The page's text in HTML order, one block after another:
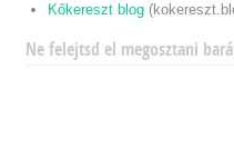
Kőkereszt blog
Ne felejtsd el megosztani